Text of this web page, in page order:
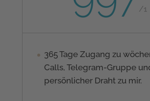
/1
365 Tage Zugang zu
Calls, Telegram-Gruppe
persönlicher Draht zu mir.